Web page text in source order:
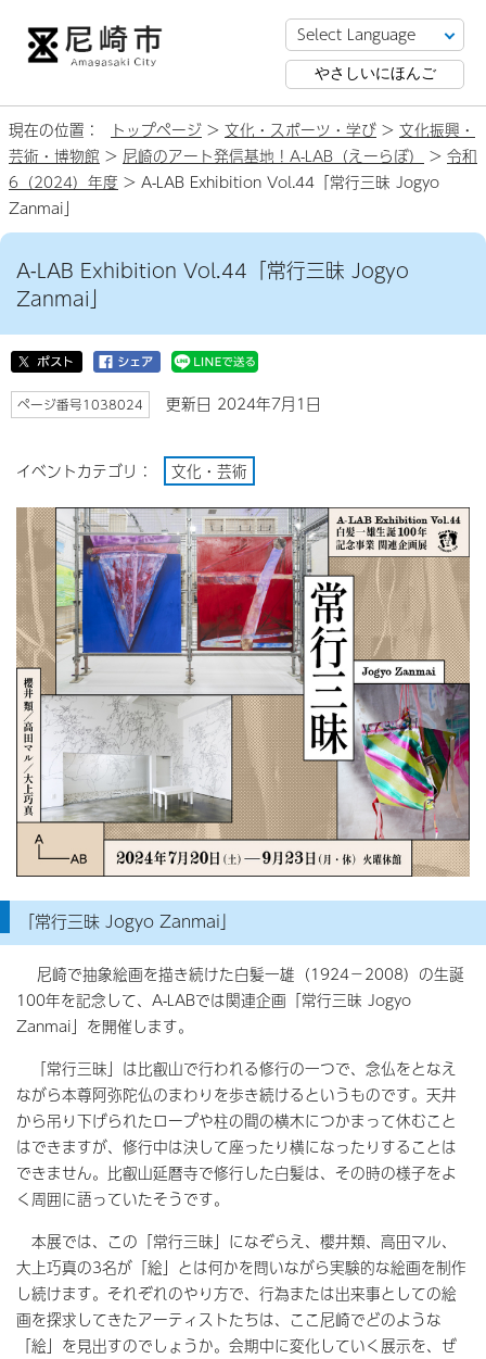
やさしいにほんご
現在の位置： トップページ > 文化・スポーツ・学び > 文化振興・
芸術・博物館 > 尼崎のアート発信基地！A-LAB（えーらぼ） > 令和
6（2024）年度 > A-LAB Exhibition Vol.44「常行三昧 Jogyo
Zanmai」
A-LAB Exhibition Vol.44「常行三昧 Jogyo
Zanmai」
ページ番号1038024 更新日 2024年7月1日
イベントカテゴリ： 文化・芸術
「常行三昧 Jogyo Zanmai」
尼崎で抽象絵画を描き続けた白髪一雄（1924−2008）の生誕
100年を記念して、A-LABでは関連企画「常行三昧 Jogyo
Zanmai」を開催します。
「常行三昧」は比叡山で行われる修行の一つで、念仏をとなえ
ながら本尊阿弥陀仏のまわりを歩き続けるというものです。天井
から吊り下げられたロープや柱の間の横木につかまって休むこと
はできますが、修行中は決して座ったり横になったりすることは
できません。比叡山延暦寺で修行した白髪は、その時の様子をよ
く周囲に語っていたそうです。
本展では、この「常行三昧」になぞらえ、櫻井類、高田マル、
大上巧真の3名が「絵」とは何かを問いながら実験的な絵画を制作
し続けます。それぞれのやり方で、行為または出来事としての絵
画を探求してきたアーティストたちは、ここ尼崎でどのような
「絵」を見出すのでしょうか。会期中に変化していく展示を、ぜ